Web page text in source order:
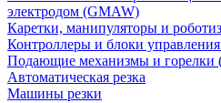
электродом (GMAW)
Каретки, манипуляторы и
Контроллеры и блоки
Подающие механизмы и горелки
Автоматическая резка
Машины резки